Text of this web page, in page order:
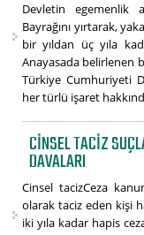
Devletin egemenlik
Bayrağını yırtarak,
bir yıldan üç yıla
Anayasada belirlenen
Türkiye Cumhuriyeti
her türlü işaret
CINSEL TACIZ
DAVALARI
Cinsel tacizCeza
olarak taciz eden kişi
iki yıla kadar hapis